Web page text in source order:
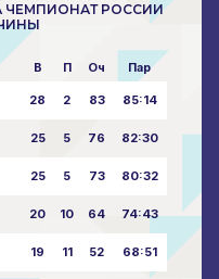
ЧЕМПИОНАТ РОССИИ
В П Оч Пар
28 2 83 85:14
25 5 76 82:30
25 5 73 80:32
20 10 64 74:43
19 11 52 68:51